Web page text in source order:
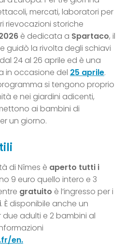
mercati, laboratori per
rievocazioni storiche
è dedicata a Spartaco, il
guidò la rivolta degli schiavi
24 al 26 aprile ed è una
in occasione del 25 aprile.
si tengono proprio
e nei giardini adicenti,
ai bambini di
un giorno.
di Nîmes è aperto tutti i
9 euro quello intero e 3
gratuito è l’ingresso per i
. È disponibile anche un
due adulti e 2 bambini al
en.